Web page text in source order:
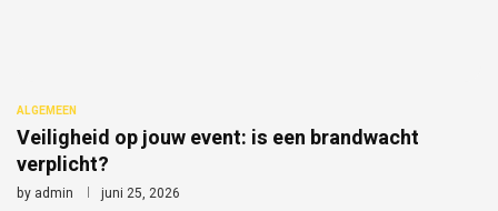
ALGEMEEN
Veiligheid op jouw event: is een brandwacht
verplicht?
by admin juni 25, 2026